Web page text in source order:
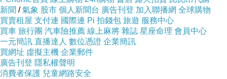
tgbhn5
2020-09-05 15:18:50
~~感謝分享，文章寫的不錯~~
http://www.poxet-60.tw
新聞 /氣象 股市 個人新聞台 廣告刊登 加入聯播網 全球購物
買賣租屋 支付連 國際連 Pi 拍錢包 旅遊 服務中心
買車 旅行團 汽車險推薦 線上麻將 雜誌 星座命理 會員中心
一元簡訊 直播達人 數位憑證 企業簡訊
買網址 虛擬主機 企業郵件
廣告刊登 隱私權聲明
消費者保護 兒童網路安全